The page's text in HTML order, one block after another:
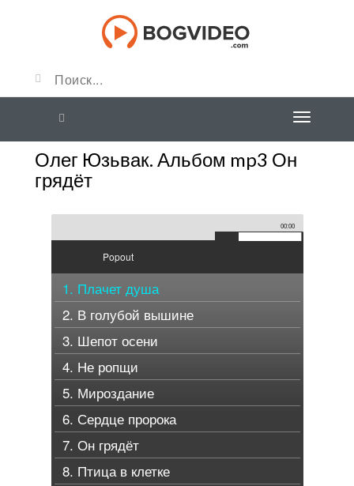
Олег Юзьвак. Альбом mp3 Он
грядёт
00:00
Popout
1. Плачет душа
2. В голубой вышине
3. Шепот осени
4. Не ропщи
5. Мироздание
6. Сердце пророка
7. Он грядёт
8. Птица в клетке